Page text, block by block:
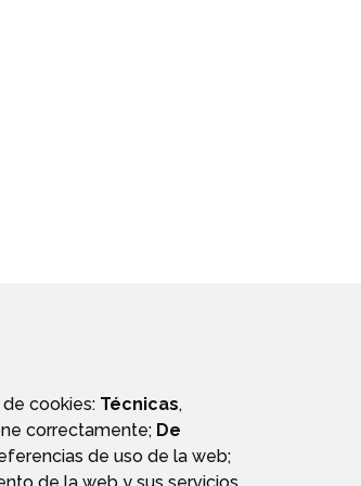
cookies: Técnicas,
correctamente; De
de uso de la web;